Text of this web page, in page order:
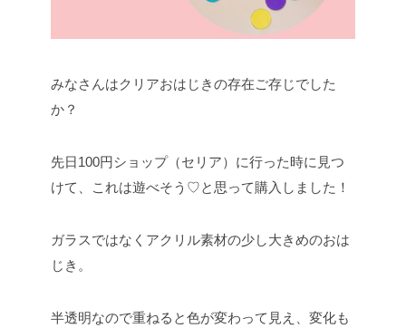
みなさんはクリアおはじきの存在ご存じでした
か？
先日100円ショップ（セリア）に行った時に見つ
けて、これは遊べそう♡と思って購入しました！
ガラスではなくアクリル素材の少し大きめのおは
じき。
半透明なので重ねると色が変わって見え、変化も